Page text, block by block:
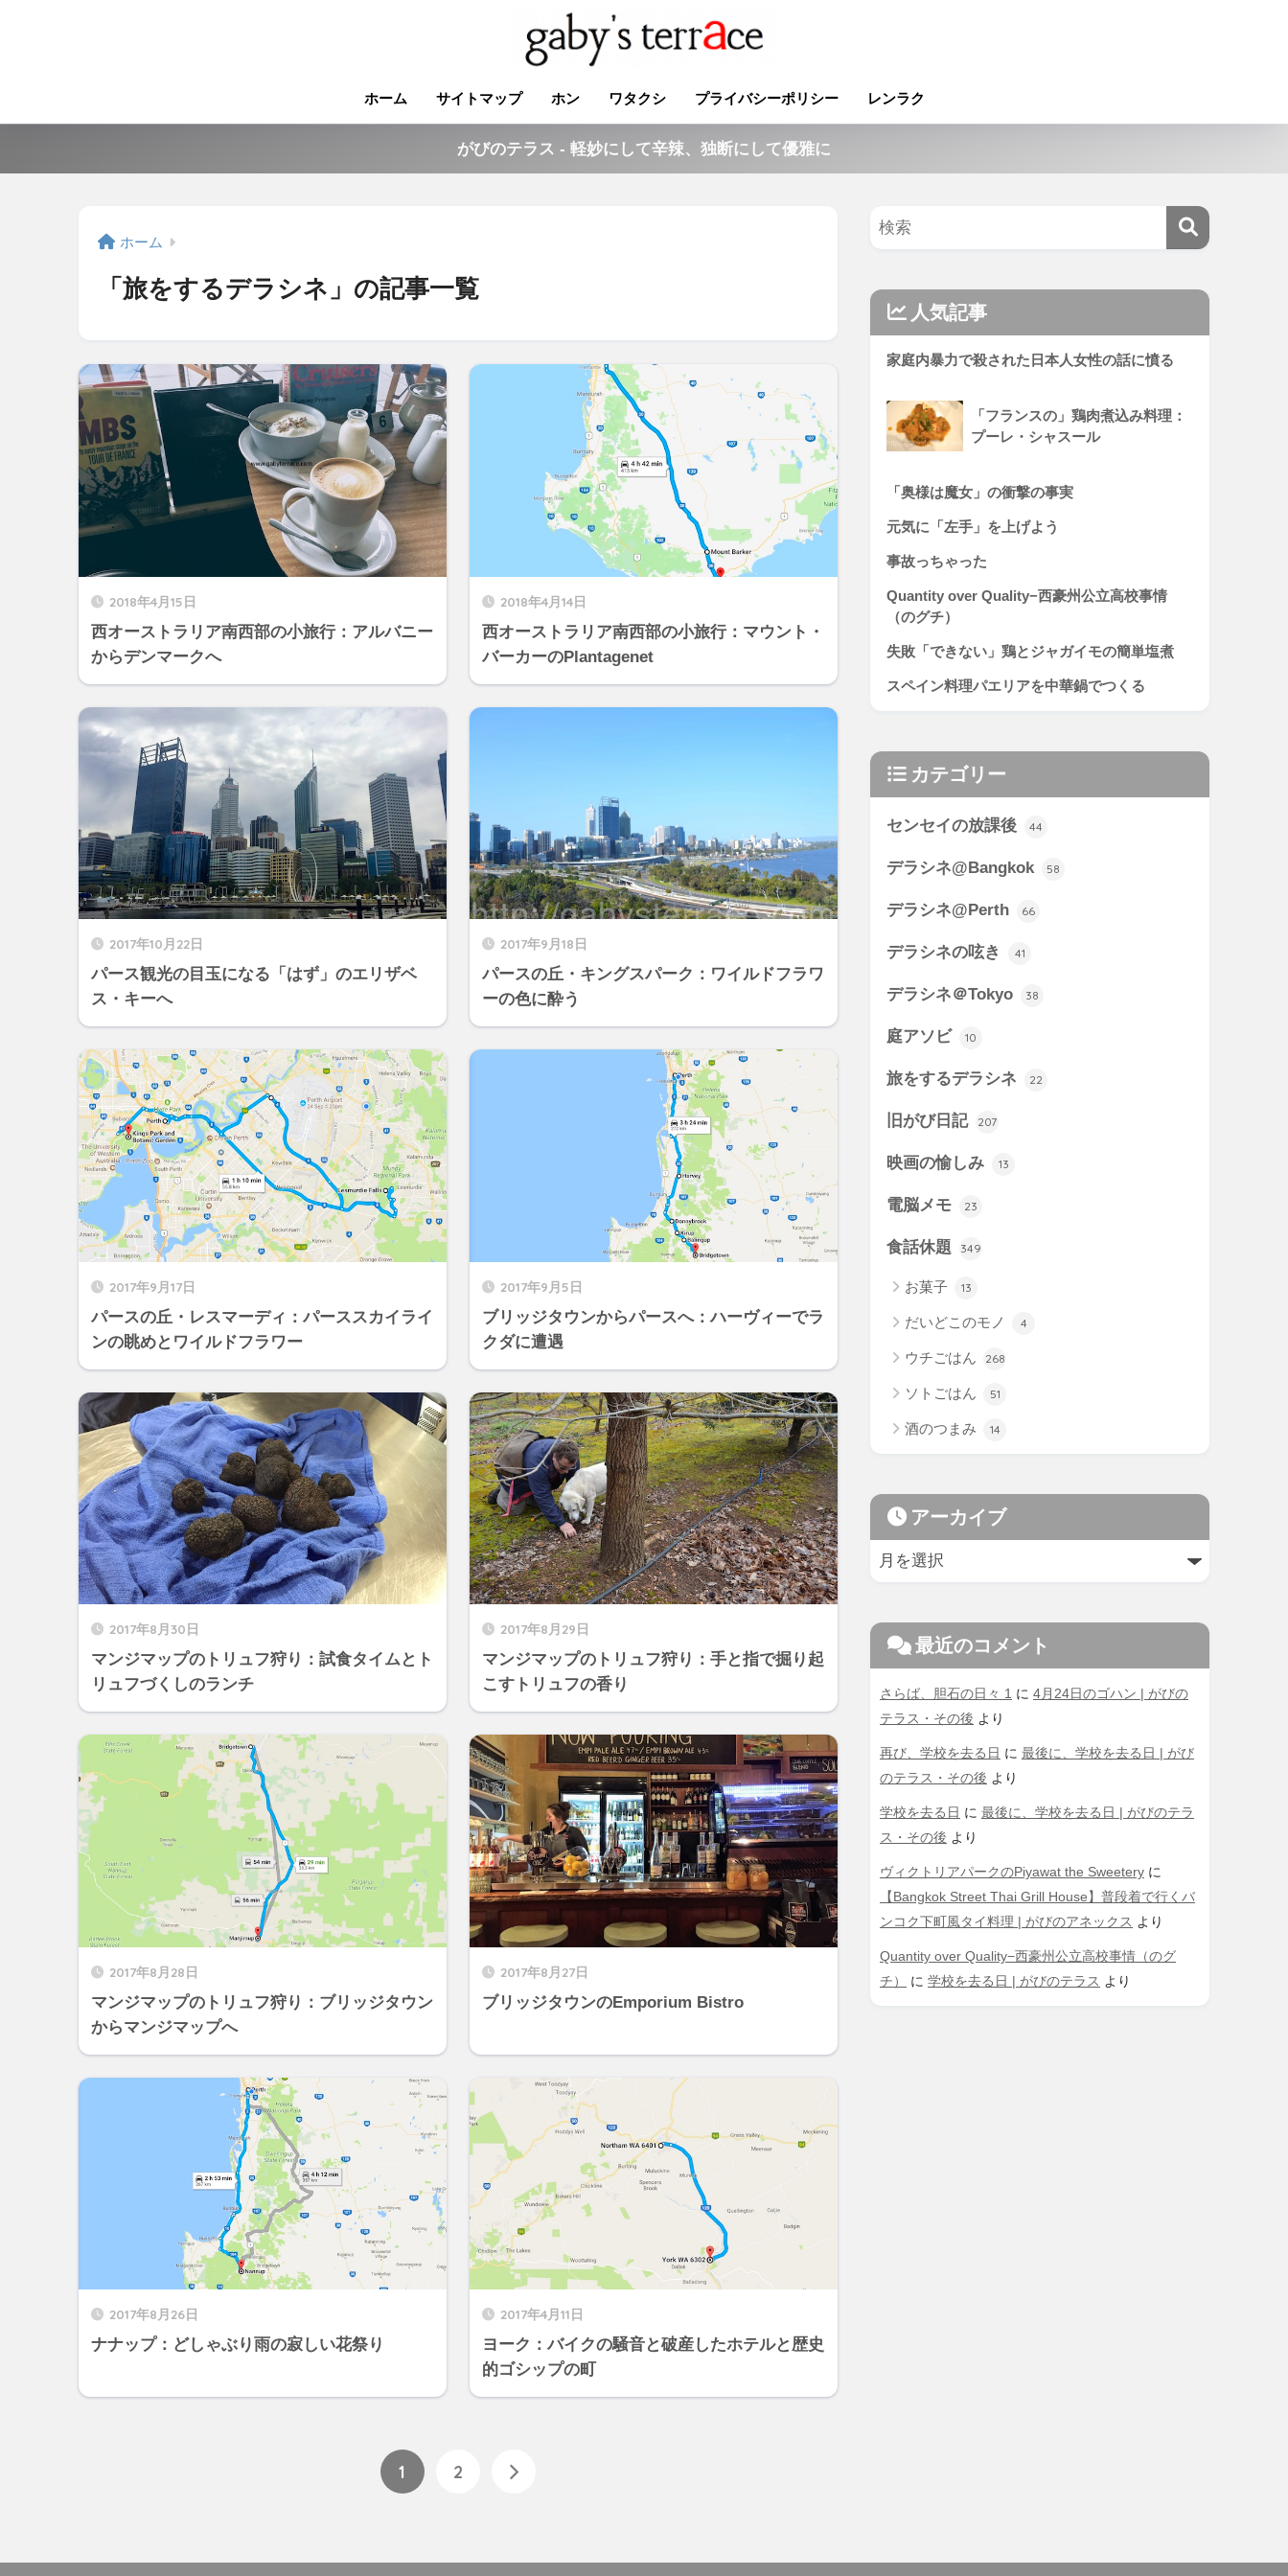
ホーム サイトマップ ホン ワタクシ プライバシーポリシー レンラク
がびのテラス - 軽妙にして辛辣、独断にして優雅に
ホーム
「旅をするデラシネ」の記事一覧
2018年4月15日
西オーストラリア南西部の小旅行：アルバニー
からデンマークへ
2018年4月14日
西オーストラリア南西部の小旅行：マウント・
バーカーのPlantagenet
2017年10月22日
パース観光の目玉になる「はず」のエリザベ
ス・キーへ
2017年9月18日
パースの丘・キングスパーク：ワイルドフラワ
ーの色に酔う
2017年9月17日
パースの丘・レスマーディ：パーススカイライ
ンの眺めとワイルドフラワー
2017年9月5日
ブリッジタウンからパースへ：ハーヴィーでラ
クダに遭遇
2017年8月30日
マンジマップのトリュフ狩り：試食タイムとト
リュフづくしのランチ
2017年8月29日
マンジマップのトリュフ狩り：手と指で掘り起
こすトリュフの香り
2017年8月28日
マンジマップのトリュフ狩り：ブリッジタウン
からマンジマップへ
2017年8月27日
ブリッジタウンのEmporium Bistro
2017年8月26日
ナナップ：どしゃぶり雨の寂しい花祭り
2017年4月11日
ヨーク：バイクの騒音と破産したホテルと歴史
的ゴシップの町
1 2
人気記事
家庭内暴力で殺された日本人女性の話に憤る
「フランスの」鶏肉煮込み料理：
プーレ・シャスール
「奥様は魔女」の衝撃の事実
元気に「左手」を上げよう
事故っちゃった
Quantity over Quality−西豪州公立高校事情
（のグチ）
失敗「できない」鶏とジャガイモの簡単塩煮
スペイン料理パエリアを中華鍋でつくる
カテゴリー
センセイの放課後 44
デラシネ@Bangkok 58
デラシネ@Perth 66
デラシネの呟き 41
デラシネ＠Tokyo 38
庭アソビ 10
旅をするデラシネ 22
旧がび日記 207
映画の愉しみ 13
電脳メモ 23
食話休題 349
お菓子 13
だいどこのモノ 4
ウチごはん 268
ソトごはん 51
酒のつまみ 14
アーカイブ
最近のコメント
さらば、胆石の日々 1 に 4月24日のゴハン | がびの
テラス・その後 より
再び、学校を去る日 に 最後に、学校を去る日 | がび
のテラス・その後 より
学校を去る日 に 最後に、学校を去る日 | がびのテラ
ス・その後 より
ヴィクトリアパークのPiyawat the Sweetery に
【Bangkok Street Thai Grill House】普段着で行くバ
ンコク下町風タイ料理 | がびのアネックス より
Quantity over Quality−西豪州公立高校事情（のグ
チ）
に 学校を去る日 | がびのテラス より